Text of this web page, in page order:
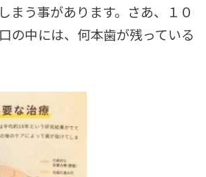
まう事があります。さあ、１０
の中には、何本歯が残っている